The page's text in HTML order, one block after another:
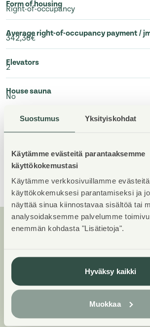
Suostumus Yksityiskohdat
Käytämme evästeitä parantaaksemme
käyttökokemustasi
Käytämme verkkosivuillamme evästeitä
käyttökokemuksesi parantamiseksi ja
näyttää sinua kiinnostavaa sisältöä tai
analysoidaksemme palvelumme
enemmän kohdasta "Lisätietoja".
Hyväksy kaikki
Muokkaa
Form of housing
Right-of-occupancy
Average right-of-occupancy payment /
342,36€
Elevators
2
House sauna
No
Apartment count
Building count
Show All
Teroittajanpolku 2,
2, Kerrostalo,
Add all the apartment types you
application. Your opportunity to get
increases when we are able to offer